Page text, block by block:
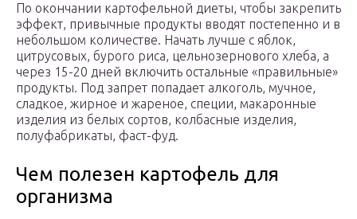
По окончании картофельной диеты, чтобы закрепить
эффект, привычные продукты вводят постепенно и в
небольшом количестве. Начать лучше с яблок,
цитрусовых, бурого риса, цельнозернового хлеба, а
через 15-20 дней включить остальные «правильные»
продукты. Под запрет попадает алкоголь, мучное,
сладкое, жирное и жареное, специи, макаронные
изделия из белых сортов, колбасные изделия,
полуфабрикаты, фаст-фуд.
Чем полезен картофель для
организма